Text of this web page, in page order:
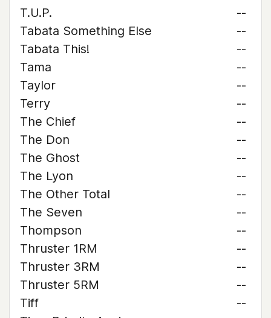
T.U.P.
--
Tabata Something Else
--
Tabata This!
--
Tama
--
Taylor
--
Terry
--
The Chief
--
The Don
--
The Ghost
--
The Lyon
--
The Other Total
--
The Seven
--
Thompson
--
Thruster 1RM
--
Thruster 3RM
--
Thruster 5RM
--
Tiff
--